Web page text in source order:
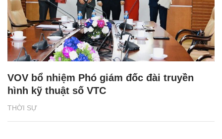
THỜI SỰ
VOV bổ nhiệm Phó giám đốc đài truyền
hình kỹ thuật số VTC